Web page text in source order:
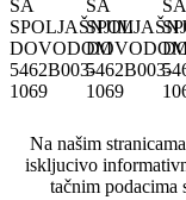
Na našim
iskljucivo
tačnim podacima